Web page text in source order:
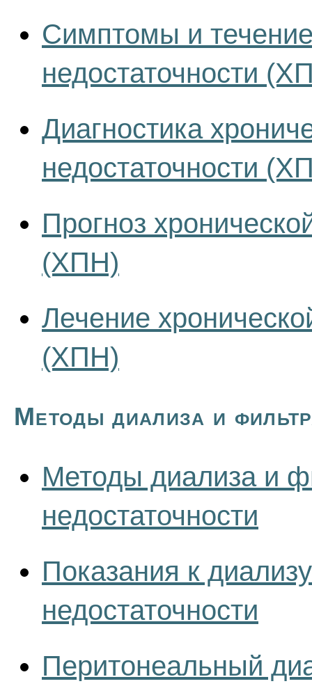
Симптомы и
недостаточности
Диагностика
недостаточности
Прогноз
(ХПН)
Лечение
(ХПН)
Методы диализа и
Методы диализа и
недостаточности
Показания к
недостаточности
Перитонеальный